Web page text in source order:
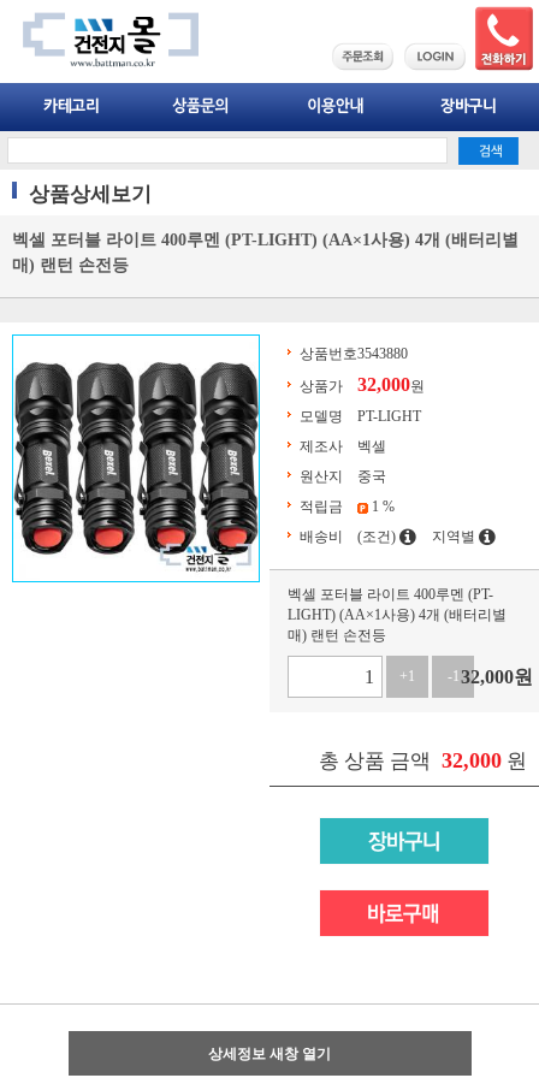
상품상세보기
벡셀 포터블 라이트 400루멘 (PT-LIGHT) (AA×1사용) 4개 (배터리별
매) 랜턴 손전등
상품번호3543880
상품가
32,000원
모델명
PT-LIGHT
제조사
벡셀
원산지
중국
적립금
1 %
배송비
(조건) 지역별
벡셀 포터블 라이트 400루멘 (PT-
LIGHT) (AA×1사용) 4개 (배터리별
매) 랜턴 손전등
+1 -132,000원
총 상품 금액 32,000 원
상세정보 새창 열기